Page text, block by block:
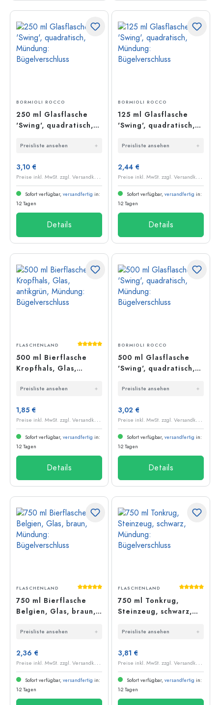
BORMIOLI ROCCO
250 ml Glasflasche
'Swing', quadratisch,
Bügelverschluss
Preisliste ansehen
3,10 €
P
reise inkl. MwSt. zzgl. Versandkosten
Sofort verfügbar, versandfertig in:
1-2 Tagen
Details
BORMIOLI ROCCO
125 ml Glasflasche
'Swing', quadratisch,
Bügelverschluss
Preisliste ansehen
2,44 €
P
reise inkl. MwSt. zzgl. Versandkosten
Sofort verfügbar, versandfertig in:
1-2 Tagen
Details
Durchschnittliche Bewertung von 5 von 5
FLASCHENLAND
500 ml Bierflasche
Kropfhals, Glas,
Bügelverschluss
Preisliste ansehen
1,85 €
P
reise inkl. MwSt. zzgl. Versandkosten
Sofort verfügbar, versandfertig in:
1-2 Tagen
Details
BORMIOLI ROCCO
500 ml Glasflasche
'Swing', quadratisch,
Bügelverschluss
Preisliste ansehen
3,02 €
P
reise inkl. MwSt. zzgl. Versandkosten
Sofort verfügbar, versandfertig in:
1-2 Tagen
Details
Durchschnittliche Bewertung von 5 von 5
FLASCHENLAND
750 ml Bierflasche
Belgien, Glas, braun,
Bügelverschluss
Preisliste ansehen
2,36 €
P
reise inkl. MwSt. zzgl. Versandkosten
Sofort verfügbar, versandfertig in:
1-2 Tagen
FLASCHENLAND
750 ml Tonkrug,
Steinzeug, schwarz,
Bügelverschluss
Preisliste ansehen
3,81 €
P
reise inkl. MwSt. zzgl. Versandkosten
Sofort verfügbar, versandfertig in:
1-2 Tagen